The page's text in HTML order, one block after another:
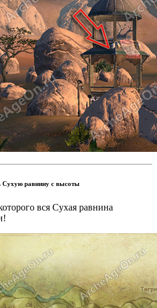
Сухую равнину с высоты
вся Сухая равнина